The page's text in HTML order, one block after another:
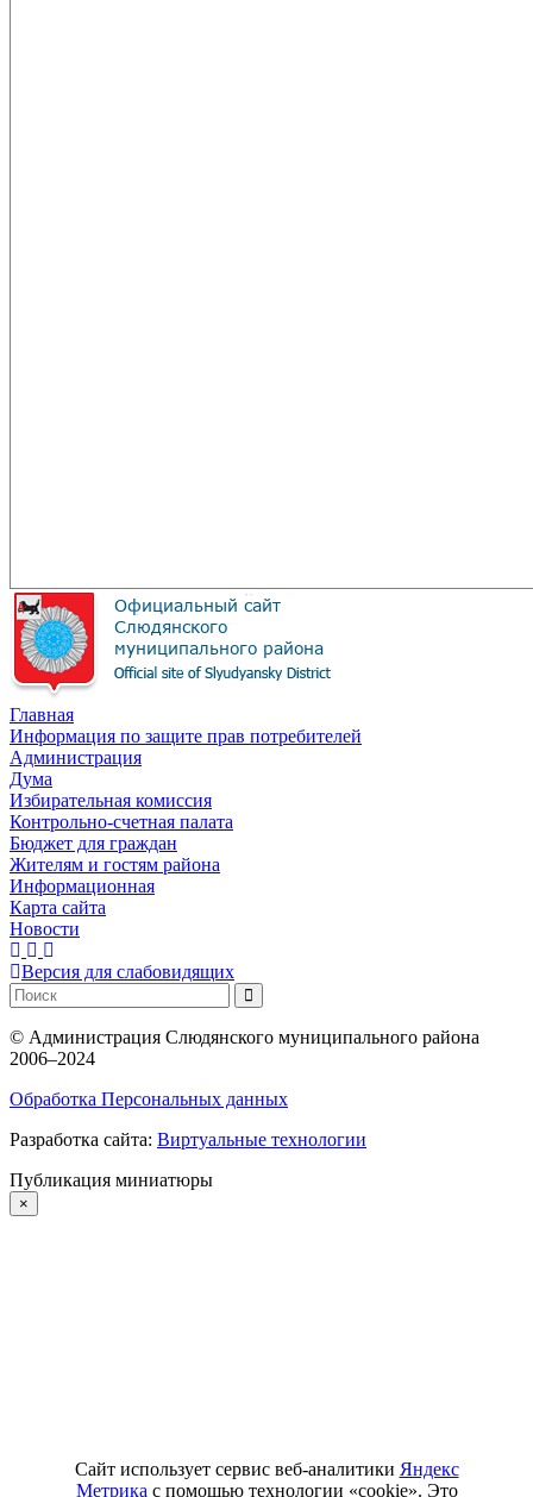
Главная
Информация по защите прав потребителей
Администрация
Дума
Избирательная комиссия
Контрольно-счетная палата
Бюджет для граждан
Жителям и гостям района
Информационная
Карта сайта
Новости
Версия для слабовидящих
© Администрация Слюдянского муниципального района
2006–2024
Обработка Персональных данных
Разработка сайта: Виртуальные технологии
Публикация миниатюры
×
Сайт использует сервис веб-аналитики Яндекс
Метрика с помощью технологии «cookie». Это